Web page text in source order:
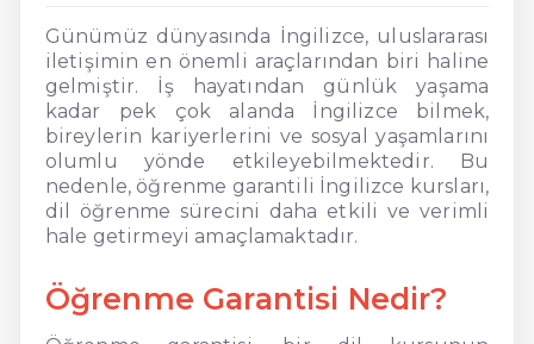
Günümüz dünyasında İngilizce, uluslararası
iletişimin en önemli araçlarından biri haline
gelmiştir. İş hayatından günlük yaşama
kadar pek çok alanda İngilizce bilmek,
bireylerin kariyerlerini ve sosyal yaşamlarını
olumlu yönde etkileyebilmektedir. Bu
nedenle, öğrenme garantili İngilizce kursları,
dil öğrenme sürecini daha etkili ve verimli
hale getirmeyi amaçlamaktadır.
Öğrenme Garantisi Nedir?